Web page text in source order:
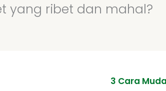
yang ribet dan mahal?
3 Cara